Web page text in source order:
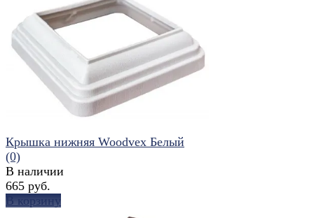
избранное сравнить
Крышка нижняя Woodvex Белый
(0)
В наличии
665 руб.
В корзину